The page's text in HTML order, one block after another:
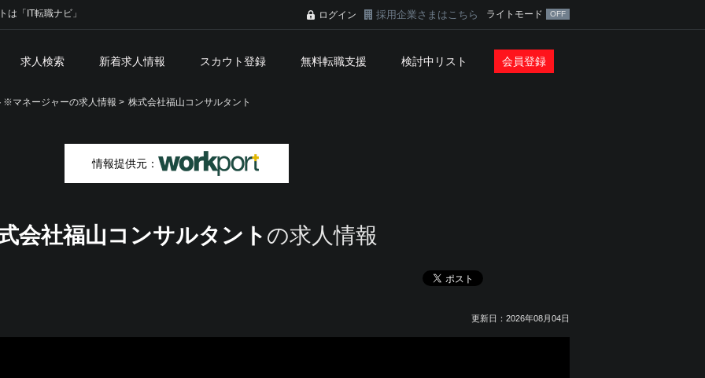
は「IT転職ナビ」 ログイン 採用企業さまはこちら ライトモード
求人検索 新着求人情報 スカウト登録 無料転職支援 検討中リスト 会員登録
※マネージャーの求人情報 > 株式会社福山コンサルタント
情報提供元：
会社福山コンサルタント の求人情報
更新日：2026年08月04日